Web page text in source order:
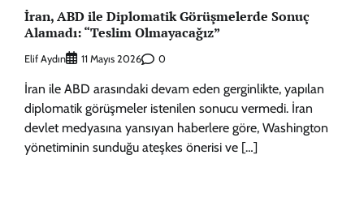
İran, ABD ile Diplomatik Görüşmelerde Sonuç
Alamadı: “Teslim Olmayacağız”
Elif Aydın 11 Mayıs 2026 0
İran ile ABD arasındaki devam eden gerginlikte, yapılan
diplomatik görüşmeler istenilen sonucu vermedi. İran
devlet medyasına yansıyan haberlere göre, Washington
yönetiminin sunduğu ateşkes önerisi ve […]